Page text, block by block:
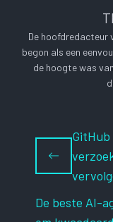
De hoofdredacteur
begon als een
de hoogte was
De beste AI-